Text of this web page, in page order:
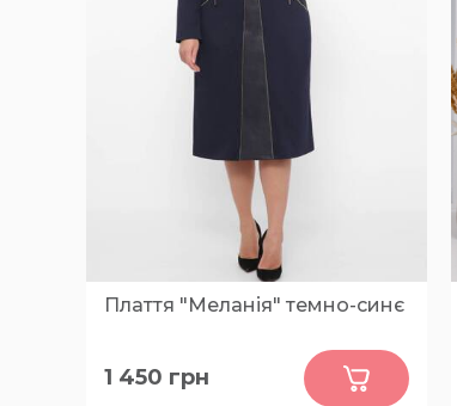
Плаття "Меланія" темно-синє
1 450 грн